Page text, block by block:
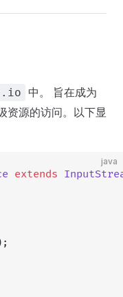
中。 旨在成为
资源的访问。以下显
java
extends